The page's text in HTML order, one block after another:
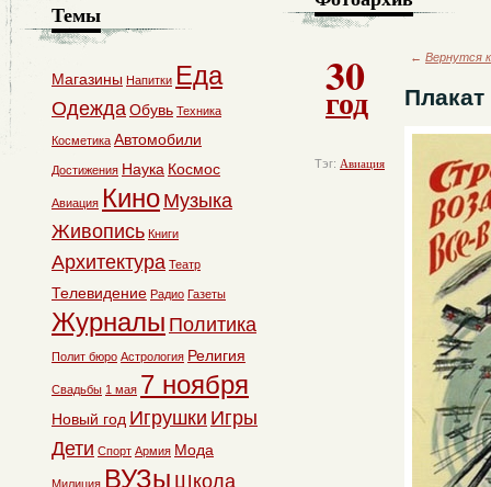
30
год
Тэг: Авиация
← Вернутся
Темы
Магазины Напитки Еда
ОдеждаОбувь Техника
Косметика Автомобили
Достижения Наука Космос
Авиация Кино Музыка
Живопись Книги
Архитектура Театр
Телевидение Радио Газеты
Журналы Политика
Полит бюро Астрология Религия
Свадьбы 1 мая 7 ноября
Новый год Игрушки Игры
Дети Спорт Армия Мода
Милиция ВУЗы Школа